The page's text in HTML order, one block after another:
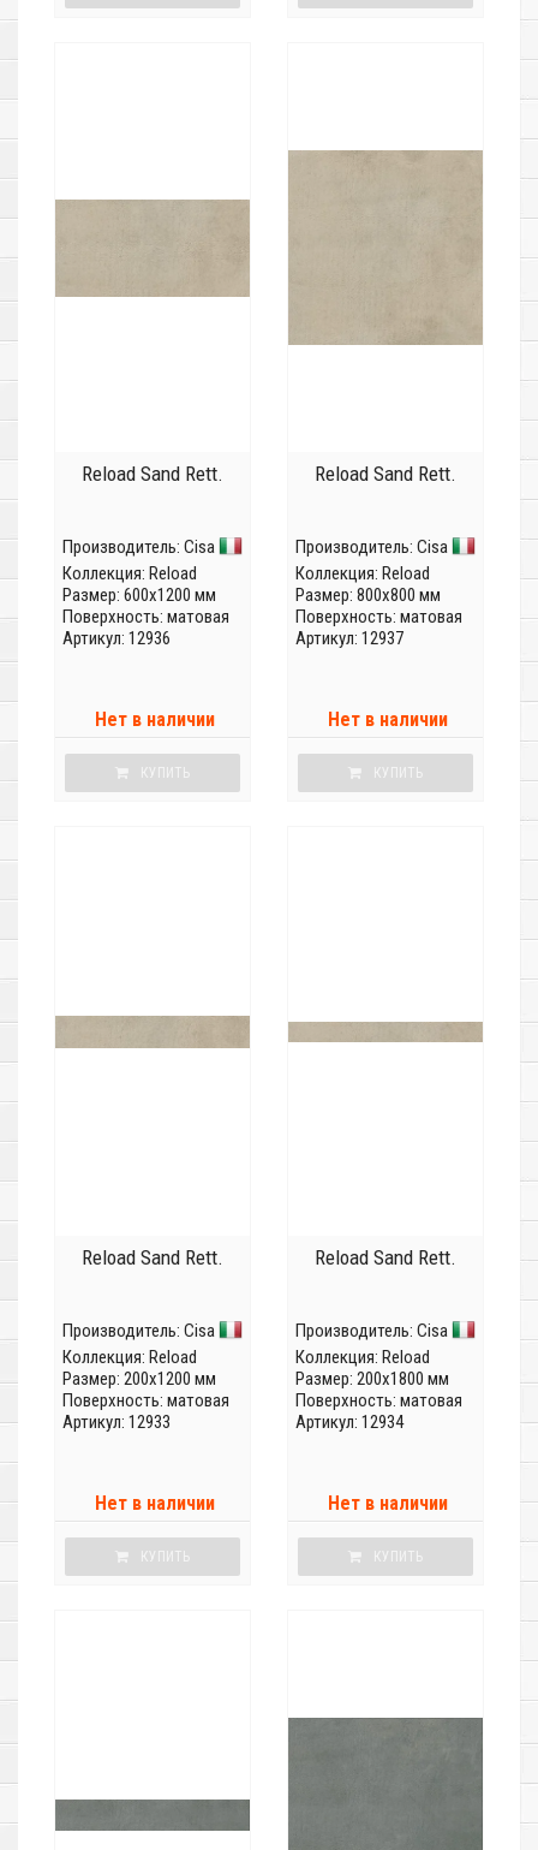
Reload Sand Rett.
Производитель: Cisa
Коллекция: Reload
Размер: 600x1200 мм
Поверхность: матовая
Артикул: 12936
Нет в наличии
КУПИТЬ
Reload Sand Rett.
Производитель: Cisa
Коллекция: Reload
Размер: 800x800 мм
Поверхность: матовая
Артикул: 12937
Нет в наличии
КУПИТЬ
Reload Sand Rett.
Производитель: Cisa
Коллекция: Reload
Размер: 200x1200 мм
Поверхность: матовая
Артикул: 12933
Нет в наличии
КУПИТЬ
Reload Sand Rett.
Производитель: Cisa
Коллекция: Reload
Размер: 200x1800 мм
Поверхность: матовая
Артикул: 12934
Нет в наличии
КУПИТЬ